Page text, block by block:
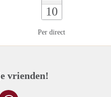
10
Per direct
vrienden!